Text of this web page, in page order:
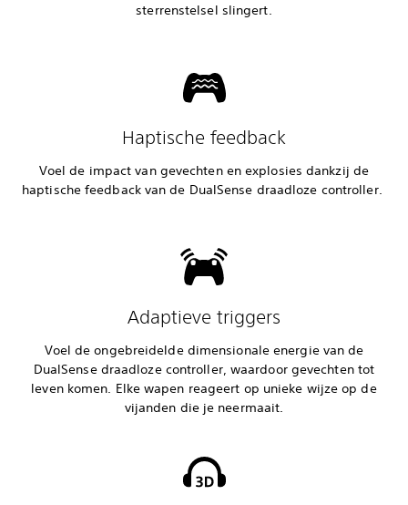
sterrenstelsel slingert.
Haptische feedback
Voel de impact van gevechten en explosies dankzij de
haptische feedback van de DualSense draadloze controller.
Adaptieve triggers
Voel de ongebreidelde dimensionale energie van de
DualSense draadloze controller, waardoor gevechten tot
leven komen. Elke wapen reageert op unieke wijze op de
vijanden die je neermaait.